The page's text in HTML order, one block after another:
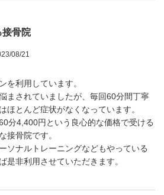
接骨院
08/21
を利用しています。
まされていましたが、毎回60分間丁寧
ほとんど症状がなくなっています。
分4,400円という良心的な価格で受ける
接骨院です。
ソナルトレーニングなどもやっている
是非利用させていただきます。